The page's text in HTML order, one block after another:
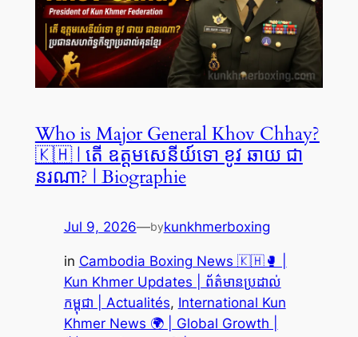
Who is Major General Khov Chhay?
🇰🇭 | តើ ឧត្តមសេនីយ៍ទោ ខូវ ឆាយ ជា
នរណា? | Biographie
Jul 9, 2026—bykunkhmerboxing
in Cambodia Boxing News 🇰🇭🥊 |
Kun Khmer Updates | ព័ត៌មានប្រដាល់
កម្ពុជា | Actualités, International Kun
Khmer News 🌍 | Global Growth |